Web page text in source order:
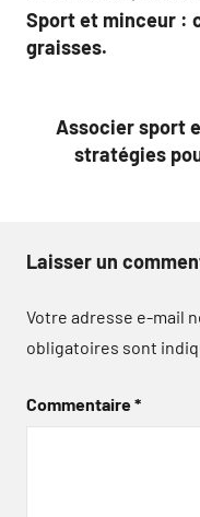
de
Sport et minceur :
graisses.
Associer sport
stratégies
Laisser un
Votre adresse e-mail
obligatoires sont
Commentaire*